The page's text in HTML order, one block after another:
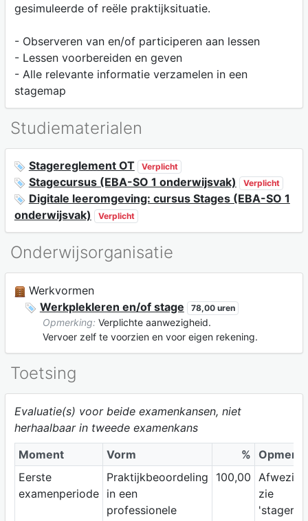
gesimuleerde of reële praktijksituatie.
- Observeren van en/of participeren aan lessen
- Lessen voorbereiden en geven
- Alle relevante informatie verzamelen in een
stagemap
Studiematerialen
Stagereglement OT Verplicht
Stagecursus (EBA-SO 1 onderwijsvak) Verplicht
Digitale leeromgeving: cursus Stages (EBA-SO 1
onderwijsvak)
Verplicht
Onderwijsorganisatie
Werkvormen
Werkplekleren en/of stage
78,00 uren
Opmerking: Verplichte aanwezigheid.
Vervoer zelf te voorzien en voor eigen rekening.
Toetsing
Evaluatie(s) voor beide examenkansen, niet
herhaalbaar in tweede examenkans
Moment
Vorm %
Eerste
examenperiode
Praktijkbeoordeling
in een
professionele
100,00
zie